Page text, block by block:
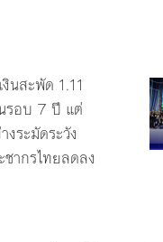
นสะพัด 1.11
รอบ 7 ปี แต่
ระมัดระวัง
ากรไทยลดลง